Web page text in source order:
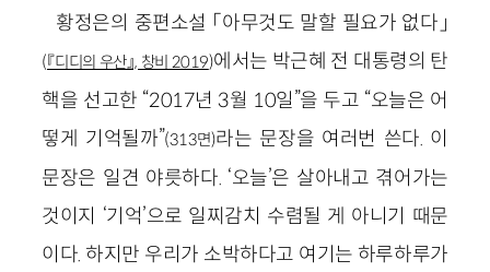
황정은의 중편소설 「아무것도 말할 필요가 없다」
(『디디의 우산』, 창비 2019)에서는 박근혜 전 대통령의 탄
핵을 선고한 “2017년 3월 10일”을 두고 “오늘은 어
떻게 기억될까”(313면)라는 문장을 여러번 쓴다. 이
문장은 일견 야릇하다. ‘오늘’은 살아내고 겪어가는
것이지 ‘기억’으로 일찌감치 수렴될 게 아니기 때문
이다. 하지만 우리가 소박하다고 여기는 하루하루가